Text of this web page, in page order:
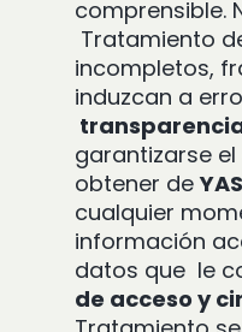
comprensible.
Tratamiento
incompletos,
induzcan a
garantizarse
obtener de
cualquier
información
datos que le
de acceso y